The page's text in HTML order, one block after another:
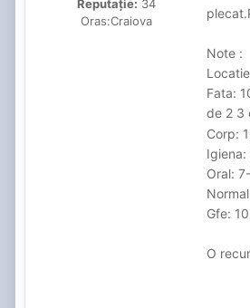
Reputație: 34
Oras:Craiova
Note :
Fata:
de 2 3
Corp:
Oral:
Gfe:
O